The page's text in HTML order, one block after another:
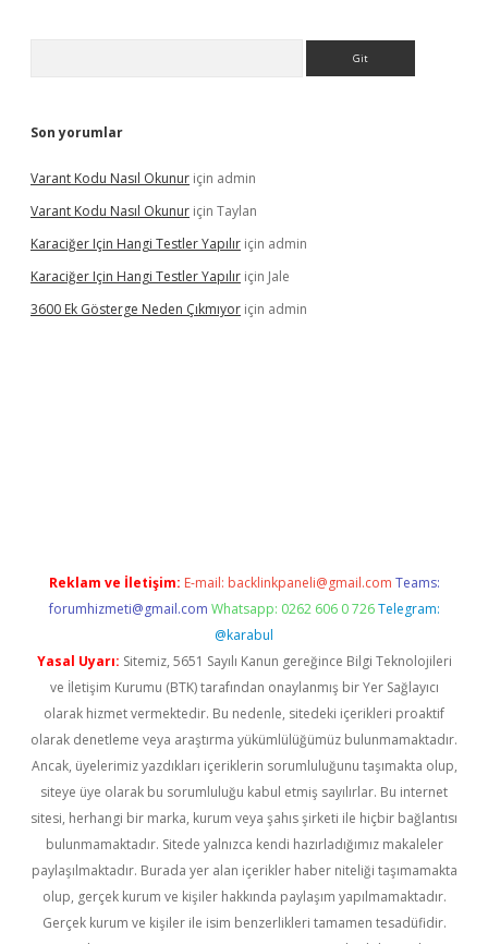
Son yorumlar
Varant Kodu Nasıl Okunur için admin
Varant Kodu Nasıl Okunur için Taylan
Karaciğer Için Hangi Testler Yapılır için admin
Karaciğer Için Hangi Testler Yapılır için Jale
3600 Ek Gösterge Neden Çıkmıyor için admin
Reklam ve İletişim: E-mail: backlinkpaneli@gmail.com Teams:
forumhizmeti@gmail.com Whatsapp: 0262 606 0 726 Telegram:
@karabul
Yasal Uyarı: Sitemiz, 5651 Sayılı Kanun gereğince Bilgi Teknolojileri
ve İletişim Kurumu (BTK) tarafından onaylanmış bir Yer Sağlayıcı
olarak hizmet vermektedir. Bu nedenle, sitedeki içerikleri proaktif
olarak denetleme veya araştırma yükümlülüğümüz bulunmamaktadır.
Ancak, üyelerimiz yazdıkları içeriklerin sorumluluğunu taşımakta olup,
siteye üye olarak bu sorumluluğu kabul etmiş sayılırlar. Bu internet
sitesi, herhangi bir marka, kurum veya şahıs şirketi ile hiçbir bağlantısı
bulunmamaktadır. Sitede yalnızca kendi hazırladığımız makaleler
paylaşılmaktadır. Burada yer alan içerikler haber niteliği taşımamakta
olup, gerçek kurum ve kişiler hakkında paylaşım yapılmamaktadır.
Gerçek kurum ve kişiler ile isim benzerlikleri tamamen tesadüfidir.